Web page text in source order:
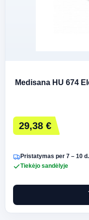
Medisana HU 674
29,38 €
Pristatymas per 7 – 10
Tiekėjo sandėlyje